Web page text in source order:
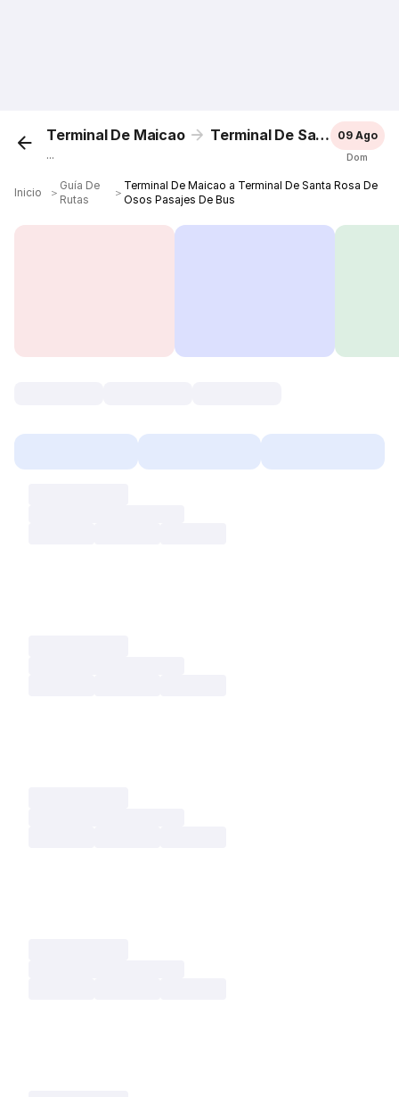
Terminal De Maicao Terminal De Santa Rosa De Osos
...
09 Ago
Dom
Inicio ＞
Guía De
Rutas
＞
Terminal De Maicao a Terminal De Santa Rosa De
Osos Pasajes De Bus